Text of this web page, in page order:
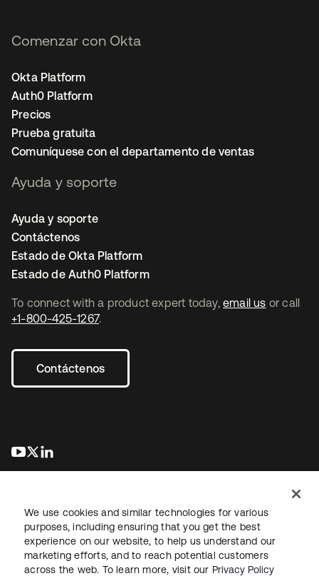
To connect with a product expert today, email us or call
+1-800-425-1267.
Contáctenos
se abre en una pestaña nueva
se abre en una pestaña nueva
Comenzar con Okta
Okta Platform
Auth0 Platform
Precios
Prueba gratuita
Comuníquese con el departamento de ventas
Ayuda y soporte
Ayuda y soporte
Contáctenos
Estado de Okta Platform
Estado de Auth0 Platform
Información legalPolítica de privacidadTérminos del sitio
We use cookies and similar technologies for various
purposes, including ensuring that you get the best
experience on our website, to help us understand our
marketing efforts, and to reach potential customers
across the web. To learn more, visit our Privacy Policy